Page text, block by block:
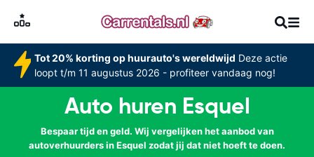
Tot 20% korting op huurauto's wereldwijd Deze actie
loopt t/m 11 augustus 2026 - profiteer vandaag nog!
Auto huren Esquel
Bespaar tijd en geld. Wij vergelijken het aanbod van
autoverhuurders in Esquel zodat jij dat niet hoeft te doen.